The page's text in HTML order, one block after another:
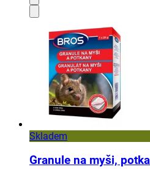
Skladem
Granule na myši,